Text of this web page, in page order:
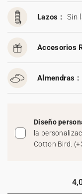
Lazos : Sin
Accesorios
Almendras :
Diseño
la
Cotton Bird. (